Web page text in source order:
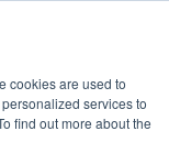
cookies are used to
services to
find out more about the
» Latest Articles